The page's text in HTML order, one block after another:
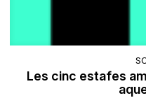
Les cinc estafes